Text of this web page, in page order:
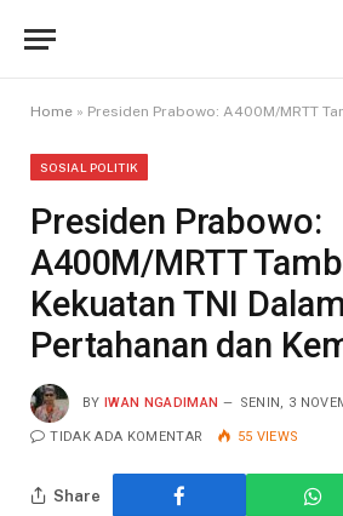
Home » Presiden Prabowo: A400M/MRTT Tambah Kekuatan TNI
SOSIAL POLITIK
Presiden Prabowo:
A400M/MRTT
Kekuatan TNI
Pertahanan dan
BY IWAN NGADIMAN SENIN, 3
TIDAK ADA KOMENTAR 55 VIEWS
Share